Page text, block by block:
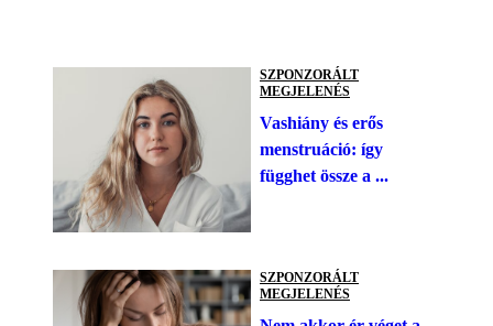
SZPONZORÁLT
MEGJELENÉS
Vashiány és erős
menstruáció: így
függhet össze a ...
SZPONZORÁLT
MEGJELENÉS